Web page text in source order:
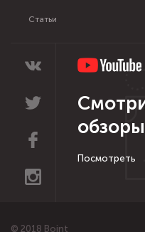
Статьи
обзоры
Посмотреть
© 2018 Boint